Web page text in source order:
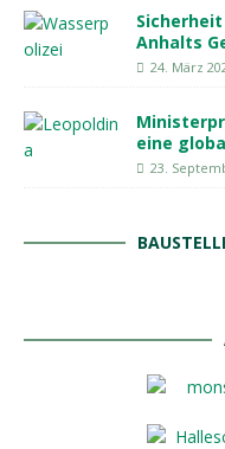
Anhalts
24. März
eine
23.